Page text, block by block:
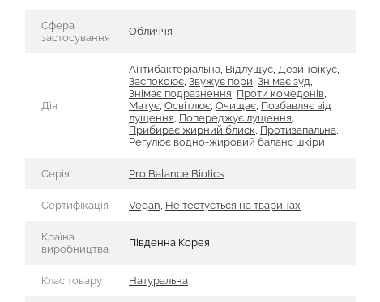
Сфера
застосування
Обличчя
Дія
Антибактеріальна, Відлущує, Дезинфікує,
Заспокоює, Звужує пори, Знімає зуд,
Знімає подразнення, Проти комедонів,
Матує, Освітлює, Очищає, Позбавляє від
лущення, Попереджує лущення,
Прибирає жирний блиск, Протизапальна,
Регулює водно-жировий баланс шкіри
Серія Pro Balance Biotics
Сертифікація Vegan, Не тестується на тваринах
Країна
виробництва
Південна Корея
Клас товару Натуральна